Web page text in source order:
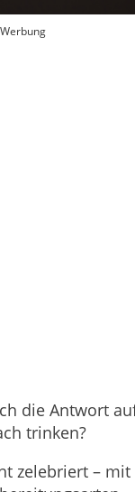
Werbung
die Antwort
trinken?
zelebriert –